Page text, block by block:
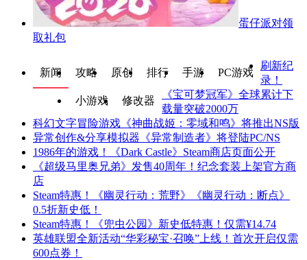
蛋仔派对领
取礼包
新闻 攻略 原创 排行 手游 PC游戏
小游戏 修改器
刷新纪
录！
《宝可梦冠军》全球累计下
载量突破2000万
科幻文字冒险游戏《神曲战姬：零域和鸣》将推出NS版
异常创作&分享模拟器《异常制造者》将登陆PC/NS
1986年的游戏！《Dark Castle》Steam商店页面公开
《超级马里奥兄弟》发售40周年！纪念套装上架官方商
店
Steam特惠！《幽灵行动：荒野》《幽灵行动：断点》
0.5折新史低！
Steam特惠！《兜虫公园》新史低特惠！仅需¥14.74
英雄联盟全新活动“华彩秘宝·召唤”上线！首次开启仅需
600点券！